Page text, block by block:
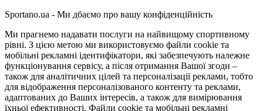
Sportano.ua - Ми дбаємо про вашу конфіденційність
Ми прагнемо надавати послуги на найвищому спортивному
рівні. З цією метою ми використовуємо файли cookie та
мобільні рекламні ідентифікатори, які забезпечують належне
функціонування сервісу, а після отримання Вашої згоди –
також для аналітичних цілей та персоналізації реклами, тобто
для відображення персоналізованого контенту та реклами,
адаптованих до Ваших інтересів, а також для вимірювання
їхньої ефективності. Файли cookie та мобільні рекламні